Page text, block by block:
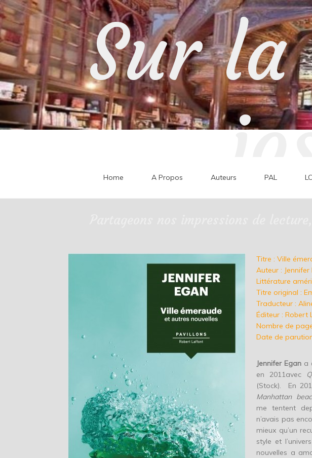
Skip
to
content
Sur
Home A Propos Auteurs PAL LC
Titre : Ville
Auteur : Jennifer
Littérature
Titre original :
Traducteur :
Éditeur : Robert
Nombre de
Date de
Jennifer Egan a
en 2011avec
(Stock). En
Manhattan
me tentent
n’avais pas
mieux qu’un
style et
nouvelles a